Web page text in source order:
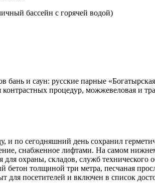
бассейн с горячей водой)
бань и саун: русские парные
процедур, можжевеловая и
и по сегодняшний день сохранил
снабженное лифтами. На самом
охраны, складов, служб
толщиной три метра, песчаная
для посетителей и включен в список